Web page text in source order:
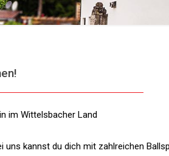
im Wittelsbacher Land
uns kannst du dich mit zahlreichen